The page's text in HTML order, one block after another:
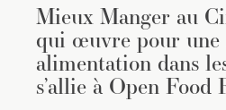
Mieux Manger au
qui œuvre pour
alimentation dans
s’allie à Open Food